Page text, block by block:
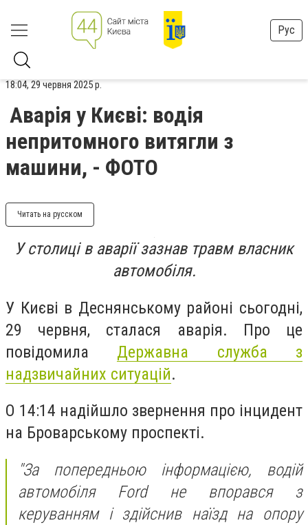
Рус
18:04, 29 червня 2025 р.
Аварія у Києві: водія
непритомного витягли з
машини, - ФОТО
Читать на русском
У столиці в аварії зазнав травм власник
автомобіля.
У Києві в Деснянському районі сьогодні,
29 червня, сталася аварія. Про це
повідомила Державна служба з
надзвичайних ситуацій.
О 14:14 надійшло звернення про інцидент
на Броварському проспекті.
"За попередньою інформацією, водій
автомобіля Ford не впорався з
керуванням і здійснив наїзд на опору